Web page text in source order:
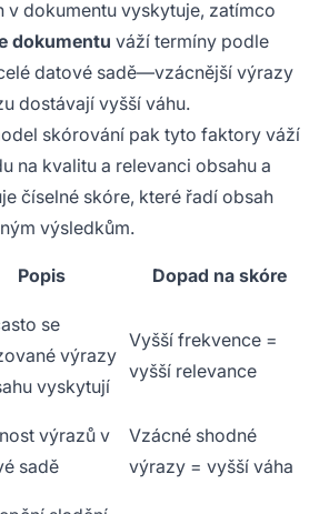
v dokumentu vyskytuje, zatímco
dokumentu váží termíny podle
datové sadě—vzácnější výrazy
dostávají vyšší váhu.
skórování pak tyto faktory váží
na kvalitu a relevanci obsahu a
číselné skóre, které řadí obsah
výsledkům.
Popis Dopad na skóre
se
výrazy
vyskytují
Vyšší frekvence =
vyšší relevance
výrazů v
sadě
Vzácné shodné
výrazy = vyšší váha